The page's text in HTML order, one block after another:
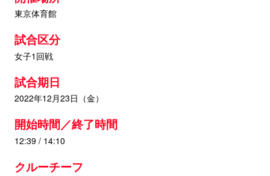
東京体育館
試合区分
女子1回戦
試合期日
2022年12月23日（金）
開始時間／終了時間
12:39 / 14:10
クルーチーフ